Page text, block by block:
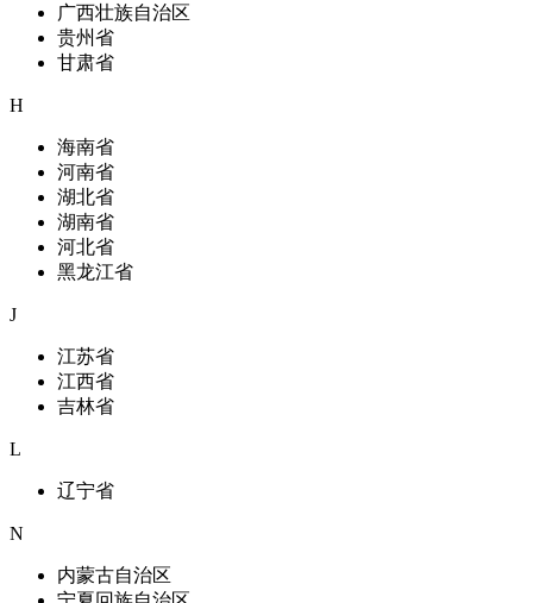
广西壮族自治区
贵州省
甘肃省
H
海南省
河南省
湖北省
湖南省
河北省
黑龙江省
J
江苏省
江西省
吉林省
L
辽宁省
N
内蒙古自治区